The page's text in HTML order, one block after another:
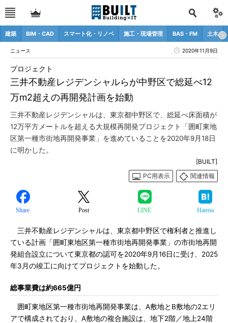
建築 BIM・CAD スマート化・リノベ 施工・現場管理 BAS・FM 土木
ニュース 2020年11月9日
三井不動産レジデンシャルらが中野区で総延べ12
万m2超えの再開発計画を始動
プロジェクト
三井不動産レジデンシャルは、東京都中野区で、総延べ床面積が
12万平方メートルを超える大規模再開発プロジェクト「囲町東地
区第一種市街地再開発事業」を進めていることを2020年9月18日
に明かした。
[BUILT]
PC用表示
関連情報
Share Post LINE Hatena
三井不動産レジデンシャルは、東京都中野区で権利者と推進し
ている計画「囲町東地区第一種市街地再開発事業」の市街地再開
発組合設立について東京都の認可を2020年9月16日に受け、2025
年3月の竣工に向けてプロジェクトを始動した。
総事業費は約665億円
囲町東地区第一種市街地再開発事業は、A敷地とB敷地の2エリ
アで構成されており、A敷地の複合施設は、地下2階／地上24階